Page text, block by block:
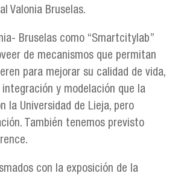
Valonia Bruselas.
Bruselas como “Smartcitylab”
de mecanismos que permitan
para mejorar su calidad de vida,
y modelación que la
la Universidad de Lieja, pero
También tenemos previsto
con la exposición de la